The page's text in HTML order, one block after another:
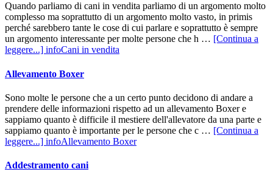
Quando parliamo di cani in vendita parliamo di un argomento molto
complesso ma soprattutto di un argomento molto vasto, in primis
perché sarebbero tante le cose di cui parlare e soprattutto è sempre
un argomento interessante per molte persone che h … [Continua a
leggere...] infoCani in vendita
Allevamento Boxer
Sono molte le persone che a un certo punto decidono di andare a
prendere delle informazioni rispetto ad un allevamento Boxer e
sappiamo quanto è difficile il mestiere dell'allevatore da una parte e
sappiamo quanto è importante per le persone che c … [Continua a
leggere...] infoAllevamento Boxer
Addestramento cani